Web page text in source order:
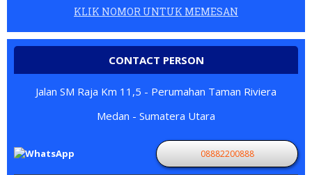
KLIK NOMOR UNTUK MEMESAN
CONTACT PERSON
Jalan SM Raja Km 11,5 - Perumahan Taman Riviera
Medan - Sumatera Utara
08882200888